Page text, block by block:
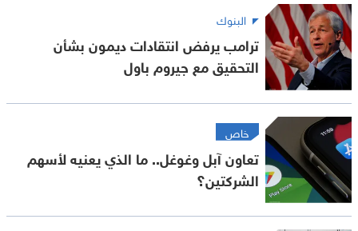
البنوك
ترامب يرفض انتقادات ديمون بشأن
التحقيق مع جيروم باول
خاص
تعاون آبل وغوغل.. ما الذي يعنيه لأسهم
الشركتين؟